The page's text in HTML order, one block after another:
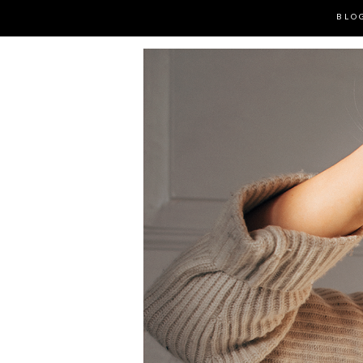
JONNA
BLOG